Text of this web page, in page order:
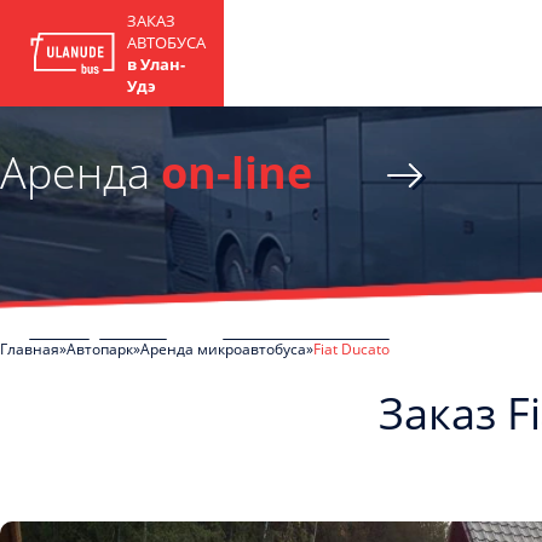
ЗАКАЗ
АВТОБУСА
в Улан-
Удэ
Арендаon-line
Главная Автопарк Аренда микроавтобуса Fiat Ducato
Заказ